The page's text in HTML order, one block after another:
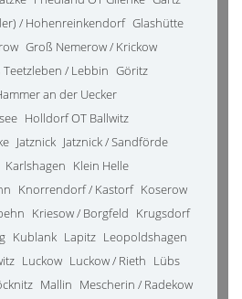
/ Hohenreinkendorf Glashütte
Groß Nemerow / Krickow
Teetzleben / Lebbin Göritz
an der Uecker
Holldorf OT Ballwitz
Jatznick Jatznick / Sandförde
Karlshagen Klein Helle
Knorrendorf / Kastorf Koserow
Kriesow / Borgfeld Krugsdorf
Kublank Lapitz Leopoldshagen
Luckow Luckow / Rieth Lübs
Mallin Mescherin / Radekow